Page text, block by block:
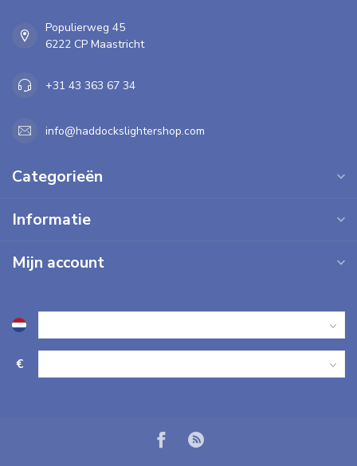
Populierweg 45
6222 CP Maastricht
+31 43 363 67 34
info@haddockslightershop.com
Categorieën
Informatie
Mijn account
€